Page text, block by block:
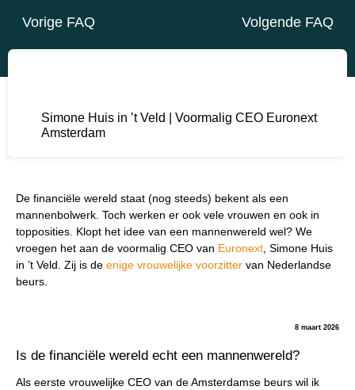
Vorige FAQ Volgende FAQ
Simone Huis in ’t Veld | Voormalig CEO Euronext
Amsterdam
De financiële wereld staat (nog steeds) bekent als een
mannenbolwerk. Toch werken er ook vele vrouwen en ook in
topposities. Klopt het idee van een mannenwereld wel? We
vroegen het aan de voormalig CEO van Euronext , Simone Huis
in ’t Veld. Zij is de enige vrouwelijke voorzitter van Nederlandse
beurs.
8 maart 2026
Is de financiële wereld echt een mannenwereld?
Als eerste vrouwelijke CEO van de Amsterdamse beurs wil ik